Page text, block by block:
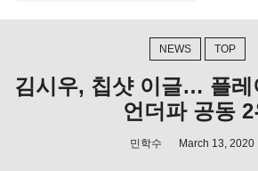
NEWS TOP
김시우, 칩샷 이글… 플레
언더파 공동 2
민학수 March 13, 2020